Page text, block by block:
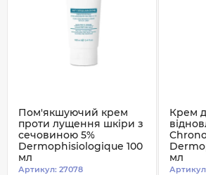
Пом'якшуючий крем
проти лущення шкіри з
сечовиною 5%
Dermophisiologique 100
мл
Артикул: 27078
Крем
мл